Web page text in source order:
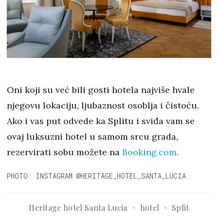
Oni koji su već bili gosti hotela najviše hvale
njegovu lokaciju, ljubaznost osoblja i čistoću.
Ako i vas put odvede ka Splitu i sviđa vam se
ovaj luksuzni hotel u samom srcu grada,
rezervirati sobu možete na Booking.com.
PHOTO: INSTAGRAM @HERITAGE_HOTEL_SANTA_LUCIA
Heritage hotel Santa Lucia hotel Split